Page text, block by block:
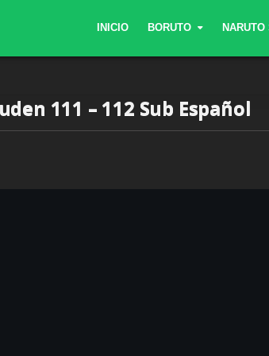
INICIO BORUTO NARUTO
111 – 112 Sub Español